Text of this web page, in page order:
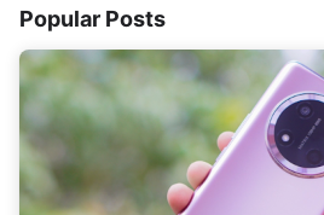
Popular Posts